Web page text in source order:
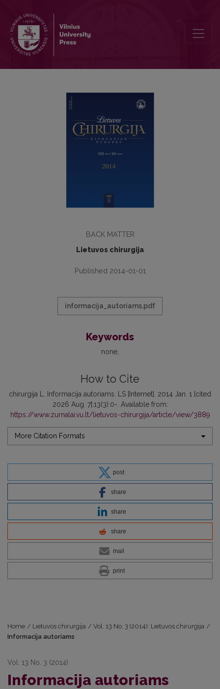
BACK MATTER
Lietuvos chirurgija
Published 2014-01-01
informacija_autoriams.pdf
Keywords
none
How to Cite
chirurgija L. Informacija autoriams. LS [Internet]. 2014 Jan. 1 [cited
2026 Aug. 7];13(3):0-. Available from:
https://www.zurnalai.vu.lt/lietuvos-chirurgija/article/view/3889
More Citation Formats
post
share
share
share
mail
print
Home / Lietuvos chirurgija / Vol. 13 No. 3 (2014): Lietuvos chirurgija /
Informacija autoriams
Vol. 13 No. 3 (2014)
Informacija autoriams